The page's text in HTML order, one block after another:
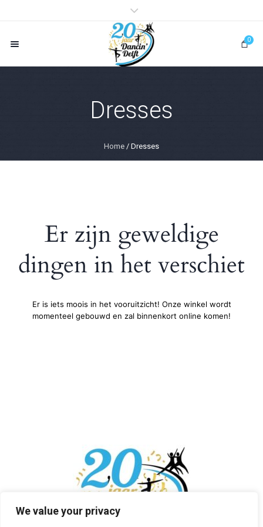
We value your privacy
0
Dresses
Home / Dresses
Er zijn geweldige
dingen in het verschiet
Er is iets moois in het vooruitzicht! Onze winkel wordt
momenteel gebouwd en zal binnenkort online komen!